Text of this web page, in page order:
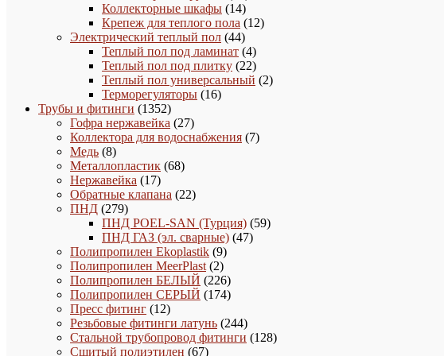
товаров
Коллекторные шкафы 1414
товаров
Крепеж для теплого пола 1212
Электрический теплый пол 4444
товара
Теплый пол под ламинат 44
товара
Теплый пол под плитку 2222
товара
Теплый пол универсальный 22
Терморегуляторы 1616
Трубы и фитинги 13521352
товара
Гофра нержавейка 2727
товаров
Коллектора для водоснабжения 77
Медь 88
товаров
Металлопластик 6868
Нержавейка 1717
товаров
Обратные клапана 2222
ПНД 279279
товаров
ПНД POEL-SAN (Турция) 5959
ПНД ГАЗ (эл. сварные) 4747
Полипропилен Ekoplastik 99
товаров
Полипропилен MeerPlast 22
товара
Полипропилен БЕЛЫЙ 226226
товаров
Полипропилен СЕРЫЙ 174174
Пресс фитинг 1212
товаров
Резьбовые фитинги латунь 244244
товара
Стальной трубопровод фитинги 128128
Сшитый полиэтилен 6767